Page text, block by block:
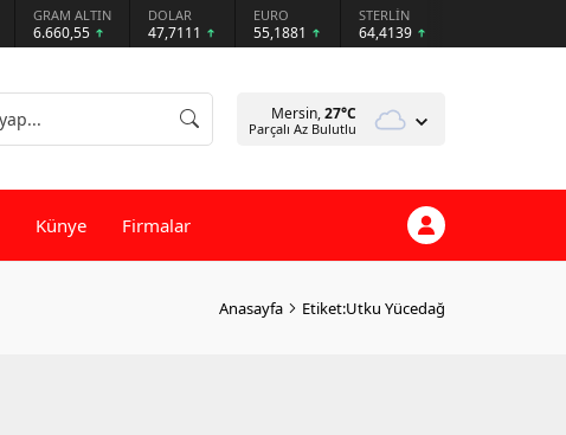
GRAM ALTIN
6.660,55
DOLAR
47,7111
EURO
55,1881
STERLİN
64,4139
Mersin,27°C
Parçalı Az Bulutlu
Künye Firmalar
Anasayfa Etiket:Utku Yücedağ